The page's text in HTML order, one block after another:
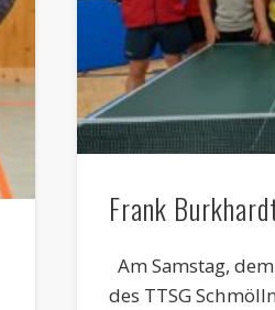
Frank
Am Samstag,
des TTSG